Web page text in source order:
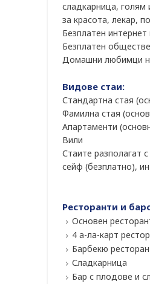
сладкарница,
за красота, лекар,
Безплатен
Безплатен
Домашни любимци
Видове стаи:
Стандартна стая
Фамилна стая
Апартаменти
Вили
Стаите разполагат
сейф (безплатно),
Ресторанти и
Основен
4 а-ла-карт
Барбекю
Сладкарница
Бар с плодове и